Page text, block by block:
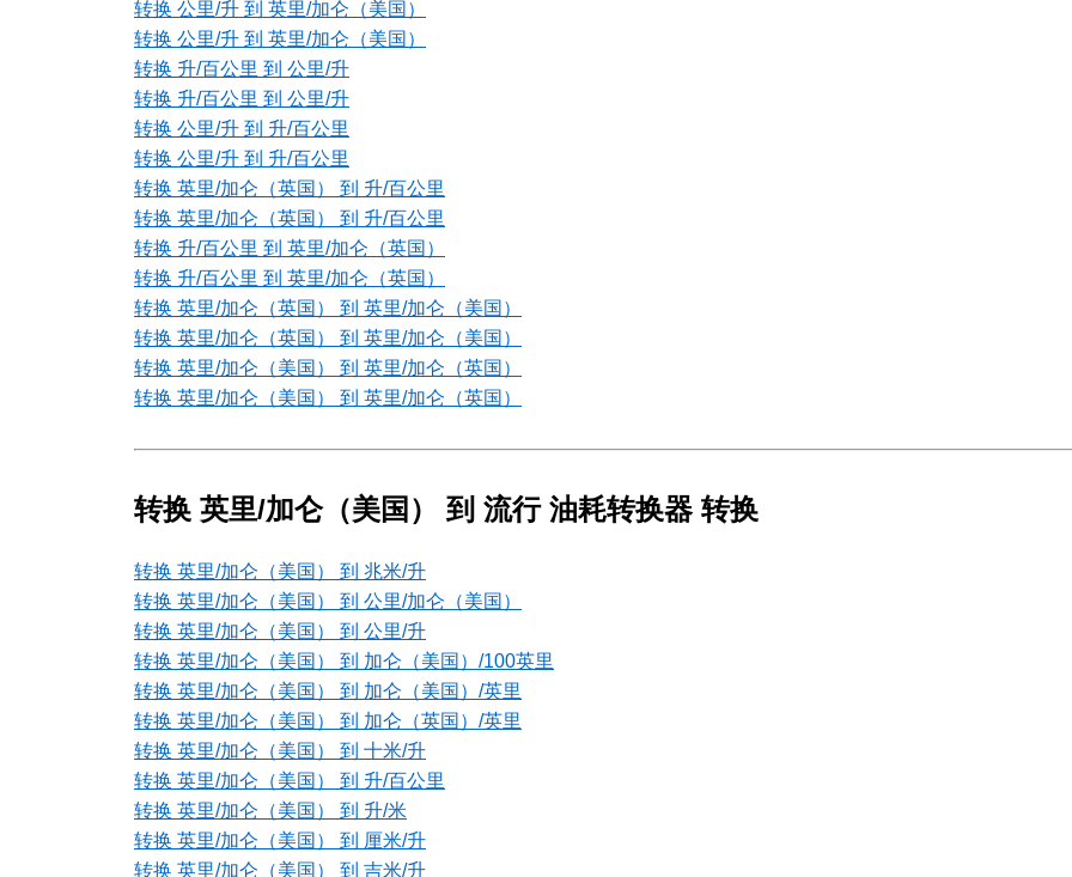
转换 公里/升 到 英里/加仑（美国）
转换 公里/升 到 英里/加仑（美国）
转换 升/百公里 到 公里/升
转换 升/百公里 到 公里/升
转换 公里/升 到 升/百公里
转换 公里/升 到 升/百公里
转换 英里/加仑（英国） 到 升/百公里
转换 英里/加仑（英国） 到 升/百公里
转换 升/百公里 到 英里/加仑（英国）
转换 升/百公里 到 英里/加仑（英国）
转换 英里/加仑（英国） 到 英里/加仑（美国）
转换 英里/加仑（英国） 到 英里/加仑（美国）
转换 英里/加仑（美国） 到 英里/加仑（英国）
转换 英里/加仑（美国） 到 英里/加仑（英国）
转换 英里/加仑（美国） 到 流行 油耗转换器 转换
转换 英里/加仑（美国） 到 兆米/升
转换 英里/加仑（美国） 到 公里/加仑（美国）
转换 英里/加仑（美国） 到 公里/升
转换 英里/加仑（美国） 到 加仑（美国）/100英里
转换 英里/加仑（美国） 到 加仑（美国）/英里
转换 英里/加仑（美国） 到 加仑（英国）/英里
转换 英里/加仑（美国） 到 十米/升
转换 英里/加仑（美国） 到 升/百公里
转换 英里/加仑（美国） 到 升/米
转换 英里/加仑（美国） 到 厘米/升
转换 英里/加仑（美国） 到 吉米/升